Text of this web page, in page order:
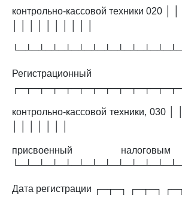
контрольно-кассовой техники 020 │
контрольно-кассовой техники, 030
присвоенный
Дата регистрации ┌─┬─┐ ┌─┬─┐